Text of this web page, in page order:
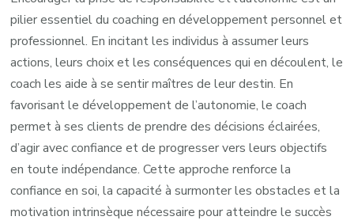
pilier essentiel du coaching en développement personnel et
professionnel. En incitant les individus à assumer leurs
actions, leurs choix et les conséquences qui en découlent, le
coach les aide à se sentir maîtres de leur destin. En
favorisant le développement de l’autonomie, le coach
permet à ses clients de prendre des décisions éclairées,
d’agir avec confiance et de progresser vers leurs objectifs
en toute indépendance. Cette approche renforce la
confiance en soi, la capacité à surmonter les obstacles et la
motivation intrinsèque nécessaire pour atteindre le succès